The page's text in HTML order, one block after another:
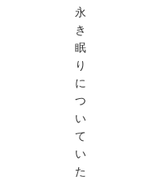
永
き
眠
り
に
つ
い
て
い
た